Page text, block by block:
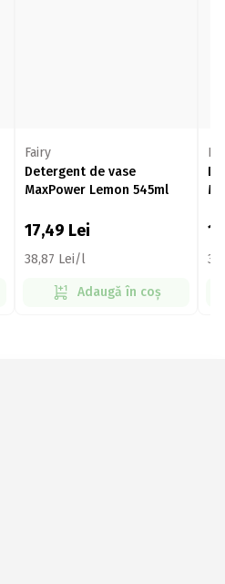
Fairy
Detergent de vase
MaxPower Lemon 545ml
17,49 Lei
38,87 Lei/l
Adaugă în coș